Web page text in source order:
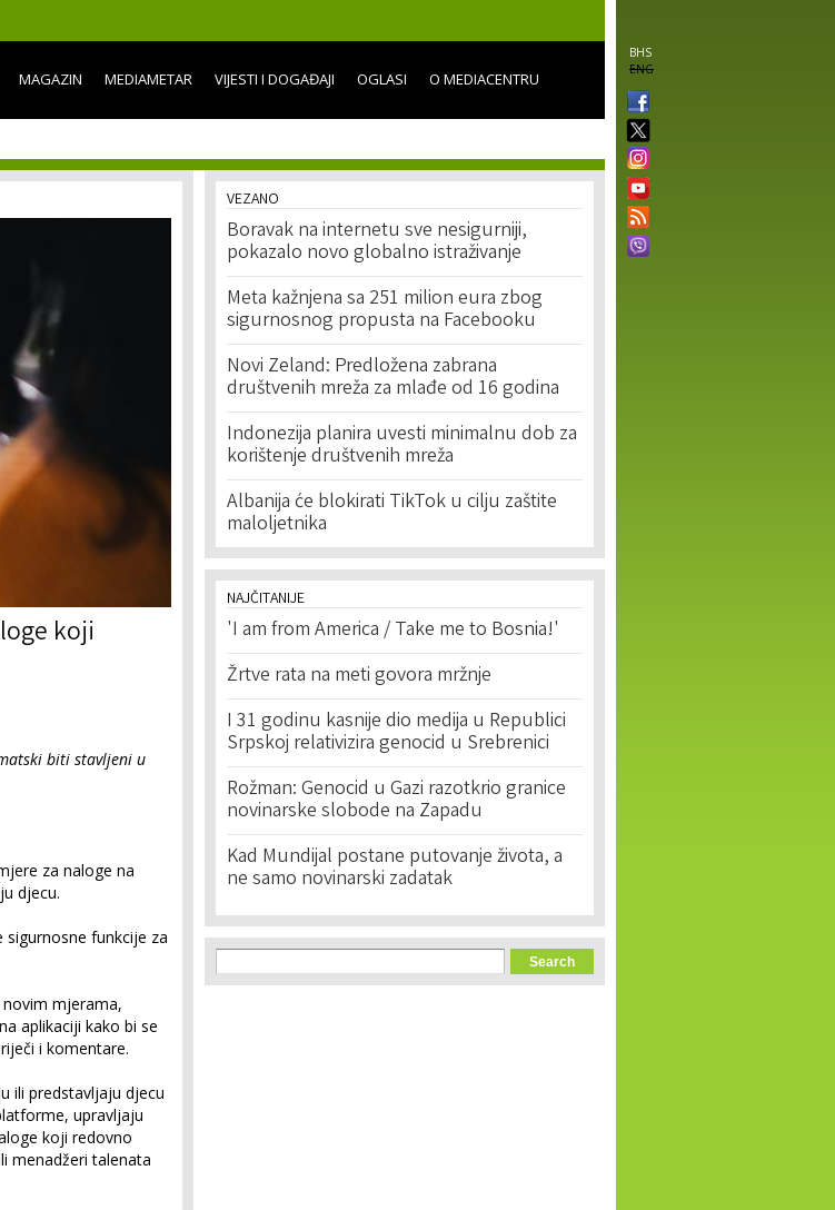
content
BHS
ENG
MAGAZIN MEDIAMETAR VIJESTI I DOGAĐAJI OGLASI O MEDIACENTRU
koji
biti stavljeni u
za naloge na
djecu.
funkcije za
mjerama,
aplikaciji kako bi se
i komentare.
ili predstavljaju djecu
upravljaju
koji redovno
menadžeri talenata
VEZANO
Boravak na internetu sve nesigurniji,
pokazalo novo globalno istraživanje
Meta kažnjena sa 251 milion eura zbog
sigurnosnog propusta na Facebooku
Novi Zeland: Predložena zabrana
društvenih mreža za mlađe od 16 godina
Indonezija planira uvesti minimalnu dob za
korištenje društvenih mreža
Albanija će blokirati TikTok u cilju zaštite
maloljetnika
NAJČITANIJE
'I am from America / Take me to Bosnia!'
Žrtve rata na meti govora mržnje
I 31 godinu kasnije dio medija u Republici
Srpskoj relativizira genocid u Srebrenici
Rožman: Genocid u Gazi razotkrio granice
novinarske slobode na Zapadu
Kad Mundijal postane putovanje života, a
ne samo novinarski zadatak
Search form
Search